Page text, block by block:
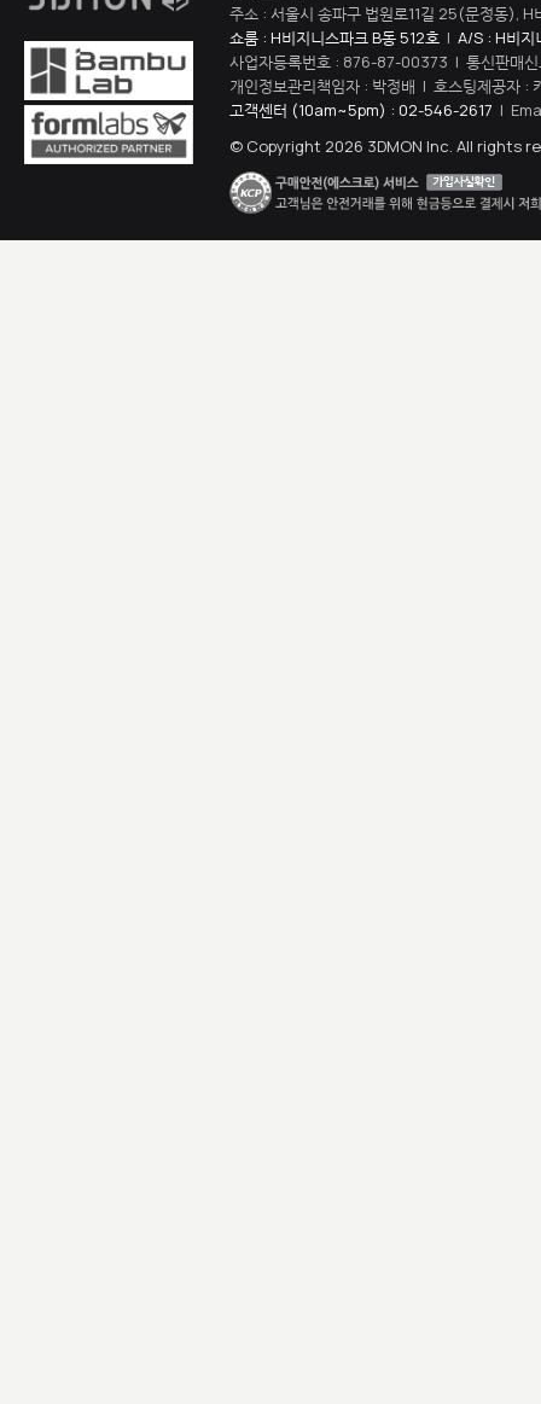
주소 : 서울시 송파구 법원로11길 25(문정동),
쇼룸 : H비지니스파크 B동 512호 | A/S : H비지
사업자등록번호 : 876-87-00373 | 통신판매
개인정보관리책임자 : 박정배 | 호스팅제공자 :
고객센터 (10am~5pm) : 02-546-2617 |
© Copyright 2026 3DMON Inc. All rights